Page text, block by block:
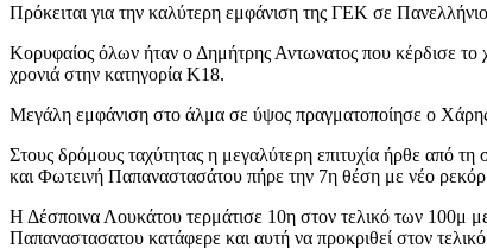
Πρόκειται για την καλύτερη εμφάνιση της ΓΕΚ σε
Κορυφαίος όλων ήταν ο Δημήτρης Αντωνατος που κέρδισε το
χρονιά στην κατηγορία Κ18.
Μεγάλη εμφάνιση στο άλμα σε ύψος πραγματοποίησε ο Χάρης
Στους δρόμους ταχύτητας η μεγαλύτερη επιτυχία ήρθε από
και Φωτεινή Παπαναστασάτου πήρε την 7η θέση με νέο
Η Δέσποινα Λουκάτου τερμάτισε 10η στον τελικό των 100μ
Παπαναστασατου κατάφερε και αυτή να προκριθεί στον